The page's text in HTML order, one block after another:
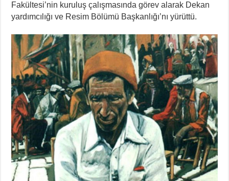
Fakültesi’nin kuruluş çalışmasında görev alarak Dekan
yardımcılığı ve Resim Bölümü Başkanlığı’nı yürüttü.